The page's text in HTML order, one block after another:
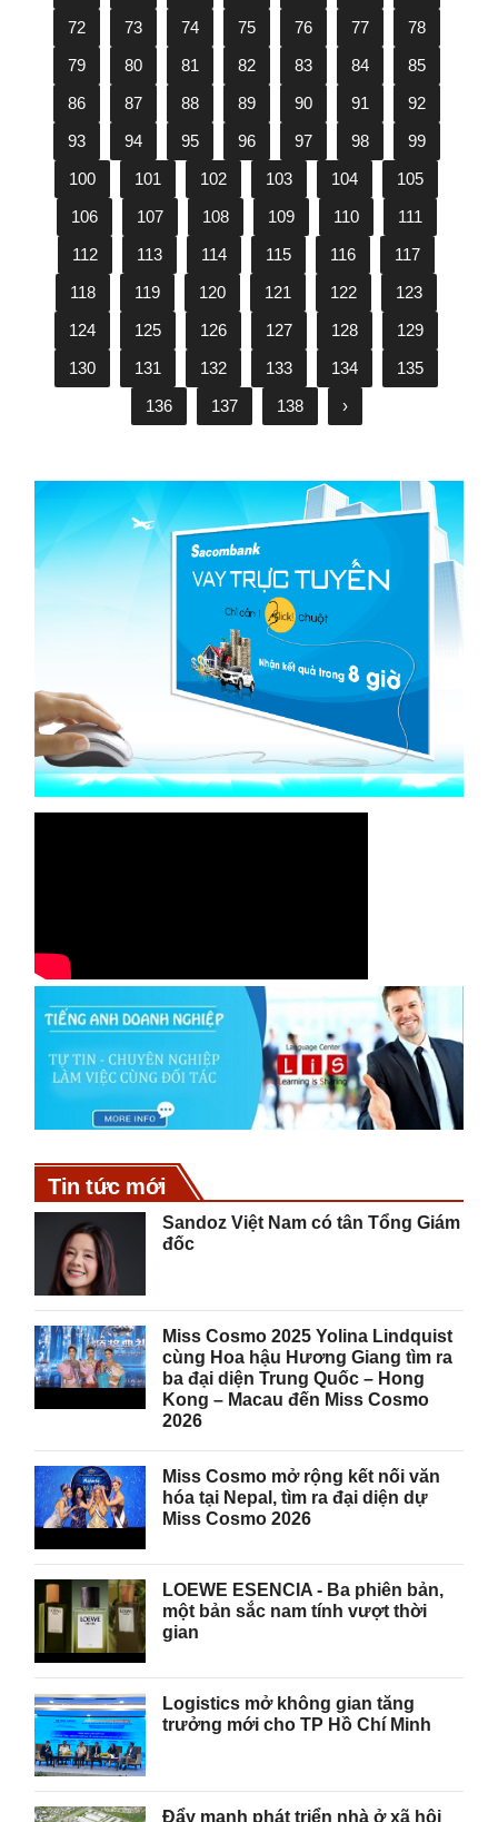
72
73 74 75 76 77
78
79
80 81 82 83 84
85
86
87 88 89 90 91
92
93
94 95 96 97 98
99
100
101 102 103 104
105
106
107 108 109 110
111
112
113 114 115 116
117
118
119 120 121 122
123
124
125 126 127 128
129
130
131 132 133 134
135
136
137 138 ›
Tin tức mới
Sandoz Việt Nam có tân Tổng Giám
đốc
Miss Cosmo 2025 Yolina Lindquist
cùng Hoa hậu Hương Giang tìm ra
ba đại diện Trung Quốc – Hong
Kong – Macau đến Miss Cosmo
2026
Miss Cosmo mở rộng kết nối văn
hóa tại Nepal, tìm ra đại diện dự
Miss Cosmo 2026
LOEWE ESENCIA - Ba phiên bản,
một bản sắc nam tính vượt thời
gian
Logistics mở không gian tăng
trưởng mới cho TP Hồ Chí Minh
Đẩy mạnh phát triển nhà ở xã hội